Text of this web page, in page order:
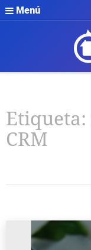
Menú
Etiqueta:
CRM